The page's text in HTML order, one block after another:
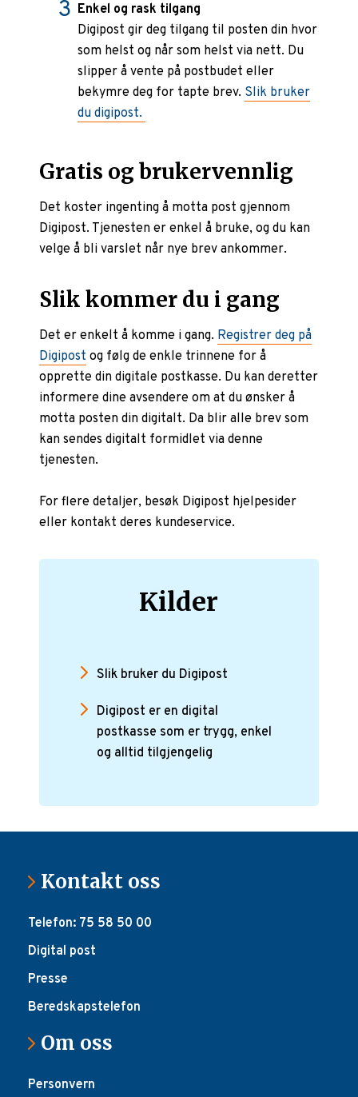
Enkel og rask tilgang
Digipost gir deg tilgang til posten din hvor
som helst og når som helst via nett. Du
slipper å vente på postbudet eller
bekymre deg for tapte brev. Slik bruker
du digipost.
Gratis og brukervennlig
Det koster ingenting å motta post gjennom
Digipost. Tjenesten er enkel å bruke, og du kan
velge å bli varslet når nye brev ankommer.
Slik kommer du i gang
Det er enkelt å komme i gang. Registrer deg på
Digipost og følg de enkle trinnene for å
opprette din digitale postkasse. Du kan deretter
informere dine avsendere om at du ønsker å
motta posten din digitalt. Da blir alle brev som
kan sendes digitalt formidlet via denne
tjenesten.
For flere detaljer, besøk Digipost hjelpesider
eller kontakt deres kundeservice.
Kilder
Slik bruker du Digipost
Digipost er en digital
postkasse som er trygg, enkel
og alltid tilgjengelig
Kontakt oss
Telefon: 75 58 50 00
Digital post
Presse
Beredskapstelefon
Om oss
Personvern